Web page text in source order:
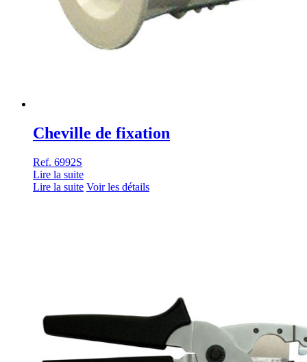
Cheville de fixation
Ref. 6992S
Lire la suite
Lire la suite Voir les détails